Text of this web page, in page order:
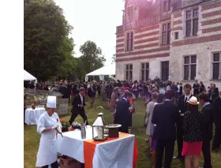
DÉCOUVRIR
VENIR
NOUS SUIVRE